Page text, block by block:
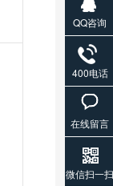
QQ咨询
400电话
在线留言
微信扫一扫